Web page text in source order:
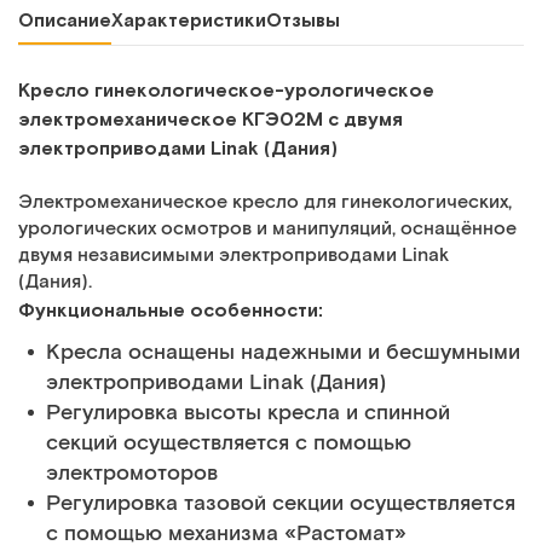
ОписаниеХарактеристикиОтзывы
Кресло гинекологическое-урологическое
электромеханическое КГЭ02М с двумя
электроприводами Linak (Дания)
Электромеханическое кресло для гинекологических,
урологических осмотров и манипуляций, оснащённое
двумя независимыми электроприводами Linak
(Дания).
Функциональные особенности:
Кресла оснащены надежными и бесшумными
электроприводами Linak (Дания)
Регулировка высоты кресла и спинной
секций осуществляется с помощью
электромоторов
Регулировка тазовой секции осуществляется
с помощью механизма «Растомат»